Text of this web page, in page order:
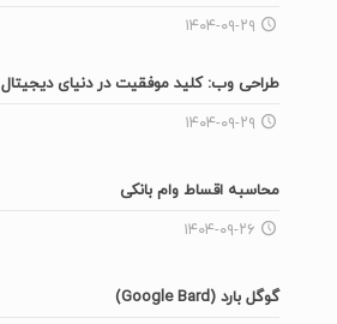
۱۴۰۴-۰۹-۲۹
طراحی وب: کلید موفقیت در دنیای دیجیتال
۱۴۰۴-۰۹-۲۹
محاسبه اقساط وام بانکی
۱۴۰۴-۰۹-۲۶
گوگل بارد (Google Bard)